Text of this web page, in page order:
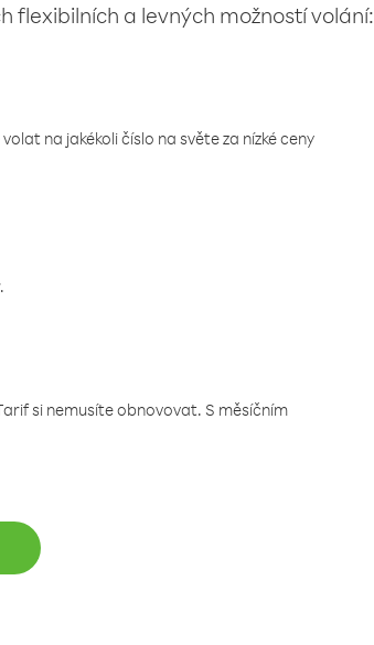
flexibilních a levných možností volání:
na jakékoli číslo na světe za nízké ceny
si nemusíte obnovovat. S měsíčním